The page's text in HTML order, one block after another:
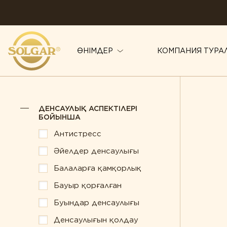
ӨНІМДЕР
Антистресс
Әйелдер денсаулығы
Балаларға қамқорлық
Бауыр қорғалған
Денсаулығын қолдау
Жүрекке
КОМПАНИЯ
ДЕНСАУЛЫҚ АСПЕКТІЛЕРІ
БОЙЫНША
Антистресс
Әйелдер денсаулығы
Балаларға қамқорлық
Бауыр қорғалған
Буындар денсаулығы
Денсаулығын қолдау